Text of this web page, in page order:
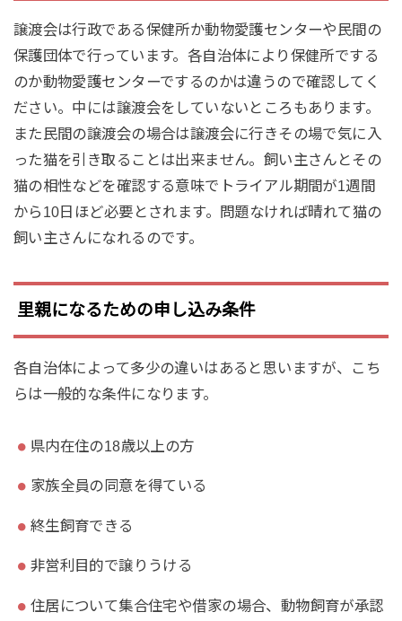
譲渡会は行政である保健所か動物愛護センターや民間の
保護団体で行っています。各自治体により保健所でする
のか動物愛護センターでするのかは違うので確認してく
ださい。中には譲渡会をしていないところもあります。
また民間の譲渡会の場合は譲渡会に行きその場で気に入
った猫を引き取ることは出来ません。飼い主さんとその
猫の相性などを確認する意味でトライアル期間が1週間
から10日ほど必要とされます。問題なければ晴れて猫の
飼い主さんになれるのです。
里親になるための申し込み条件
各自治体によって多少の違いはあると思いますが、こち
らは一般的な条件になります。
県内在住の18歳以上の方
家族全員の同意を得ている
終生飼育できる
非営利目的で譲りうける
住居について集合住宅や借家の場合、動物飼育が承認